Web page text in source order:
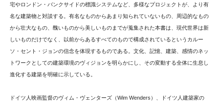
宅やロンドン・バンクサイドの標識システムなど、多様なプロジェクトが、より有
名な建築物と対談する。有名なものからあまり知られていないもの、周辺的なもの
から壮大なもの、醜いものから美しいものまでが蒐集された本書は、現代世界は新
しいものだけでなく、以前からあるすべてのもので構成されているというカルー
ソ・セント・ジョンの信念を体現するものである。文化、記憶、建築、感情のネッ
トワークとしての建築環境のヴィジョンを明らかにし、その変動する全体に生息し
進化する建築を明確に示している。
ドイツ人映画監督のヴィム・ヴェンターズ（Wim Wenders）、ドイツ人建築家の